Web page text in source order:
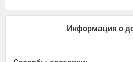
Информация о